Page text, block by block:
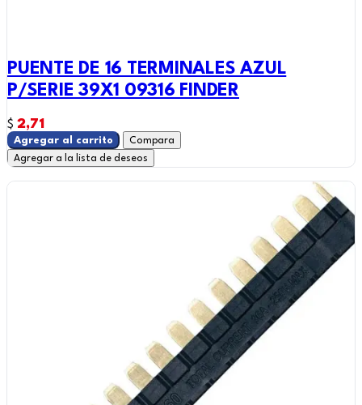
PUENTE DE 16 TERMINALES AZUL
P/SERIE 39X1 09316 FINDER
$ 2,71
Agregar al carrito
Compara
Agregar a la lista de deseos